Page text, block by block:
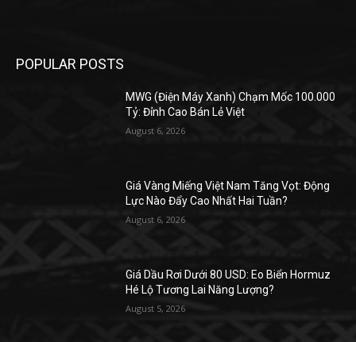
POPULAR POSTS
MWG (Điện Máy Xanh) Chạm Mốc 100.000
Tỷ: Đỉnh Cao Bán Lẻ Việt
August 6, 2026
Giá Vàng Miếng Việt Nam Tăng Vọt: Động
Lực Nào Đẩy Cao Nhất Hai Tuần?
August 6, 2026
Giá Dầu Rơi Dưới 80 USD: Eo Biển Hormuz
Hé Lộ Tương Lai Năng Lượng?
August 5, 2026